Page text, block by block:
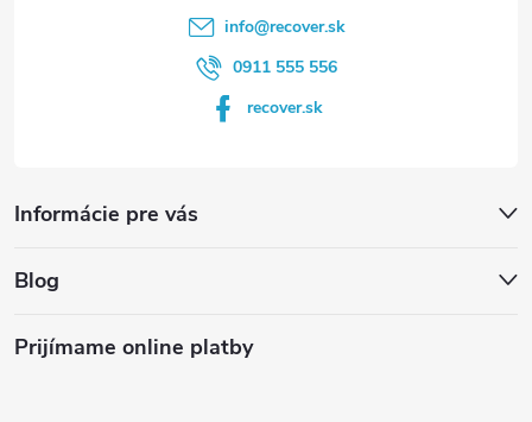
info@recover.sk
0911 555 556
recover.sk
Informácie pre vás
Blog
Prijímame online platby